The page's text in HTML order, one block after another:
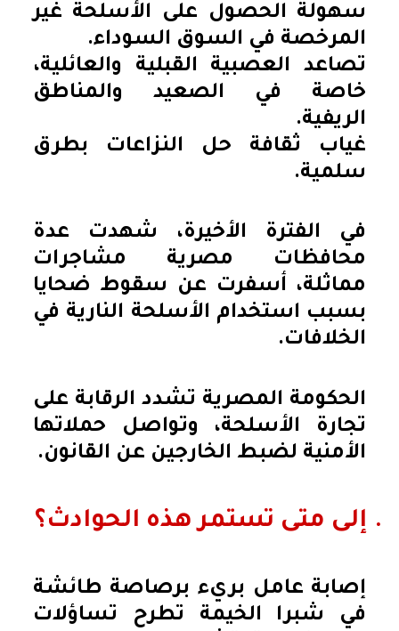
سهولة الحصول على الأسلحة غير
المرخصة في السوق السوداء.
تصاعد العصبية القبلية والعائلية،
خاصة في الصعيد والمناطق
الريفية.
غياب ثقافة حل النزاعات بطرق
سلمية.
في الفترة الأخيرة، شهدت عدة
محافظات مصرية مشاجرات
مماثلة، أسفرت عن سقوط ضحايا
بسبب استخدام الأسلحة النارية في
الخلافات.
الحكومة المصرية تشدد الرقابة على
تجارة الأسلحة، وتواصل حملاتها
الأمنية لضبط الخارجين عن القانون.
. إلى متى تستمر هذه الحوادث؟
إصابة عامل بريء برصاصة طائشة
في شبرا الخيمة تطرح تساؤلات